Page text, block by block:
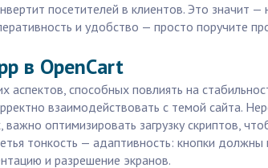
посетителей в клиентов. Это значит —
и удобство — просто поручите
в OpenCart
аспектов, способных повлиять на
взаимодействовать с темой сайта.
оптимизировать загрузку скриптов,
тонкость — адаптивность: кнопки должны
и разрешение экранов.